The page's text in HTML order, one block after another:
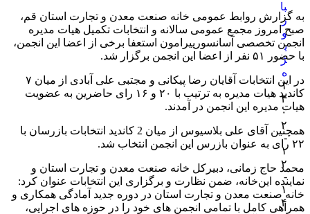
با
ر
و
ی
ژ
ه
۱
۴
۰
۲
-
۱
۲
-
۱
۴
به گزارش روابط عمومی خانه صنعت معدن و تجارت استان قم،
صبح امروز مجمع عمومی سالانه و انتخابات تکمیل هیات مدیره
انجمن تخصصی آسانسورپیرامون استعفا برخی از اعضا این انجمن،
با حضور ۵۱ نفر از اعضا این انجمن برگزار شد.
در این انتخابات آقایان رضا پیکانی و مجتبی علی آبادی از میان ۷
کاندید هیات مدیره به ترتیب با ۲۰ و ۱۶ رای حاضرین به عضویت
هیات مدیره این انجمن در آمدند.
همچنین آقای علی بلاسیوس از میان 2 کاندید انتخابات بازرسان با
۲۲ رای به عنوان بازرس این انجمن انتخاب شد.
محمد حاج زمانی، دبیرکل خانه صنعت معدن و تجارت استان و
نماینده این‌خانه، ضمن نظارت و برگزاری این انتخابات عنوان کرد:
خانه صنعت معدن و تجارت استان در دوره جدید آمادگی همکاری و
همراهی کامل با تمامی انجمن های خود را در حوزه های اجرایی،